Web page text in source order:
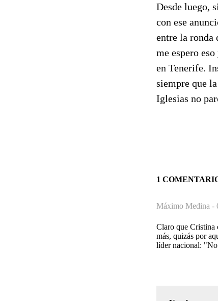
Desde luego,
con ese
entre la ronda
me espero
en Tenerife.
siempre que
Iglesias no
1
Máximo Medina -
Claro que Cristina
más, quizás por
líder nacional: